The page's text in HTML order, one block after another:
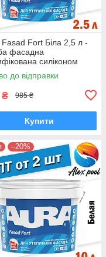
Fort Біла 2,5 л -
фасадна
силіконом
до відправки
₴ 985 ₴
Купити
–20%